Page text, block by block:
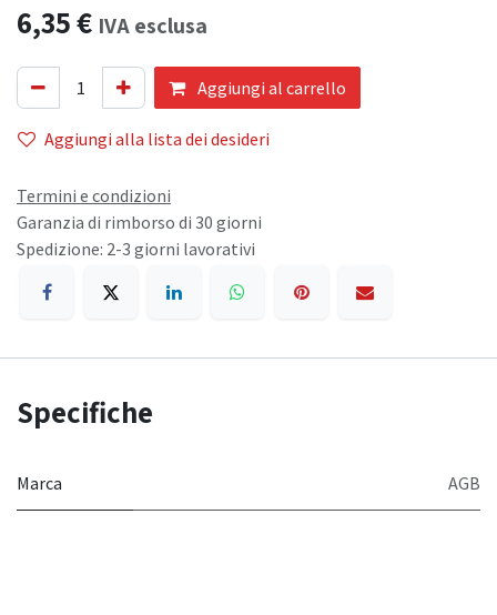
6,35€ IVA esclusa
Aggiungi al carrello
Aggiungi alla lista dei desideri
Termini e condizioni
Garanzia di rimborso di 30 giorni
Spedizione: 2-3 giorni lavorativi
Specifiche
Marca AGB